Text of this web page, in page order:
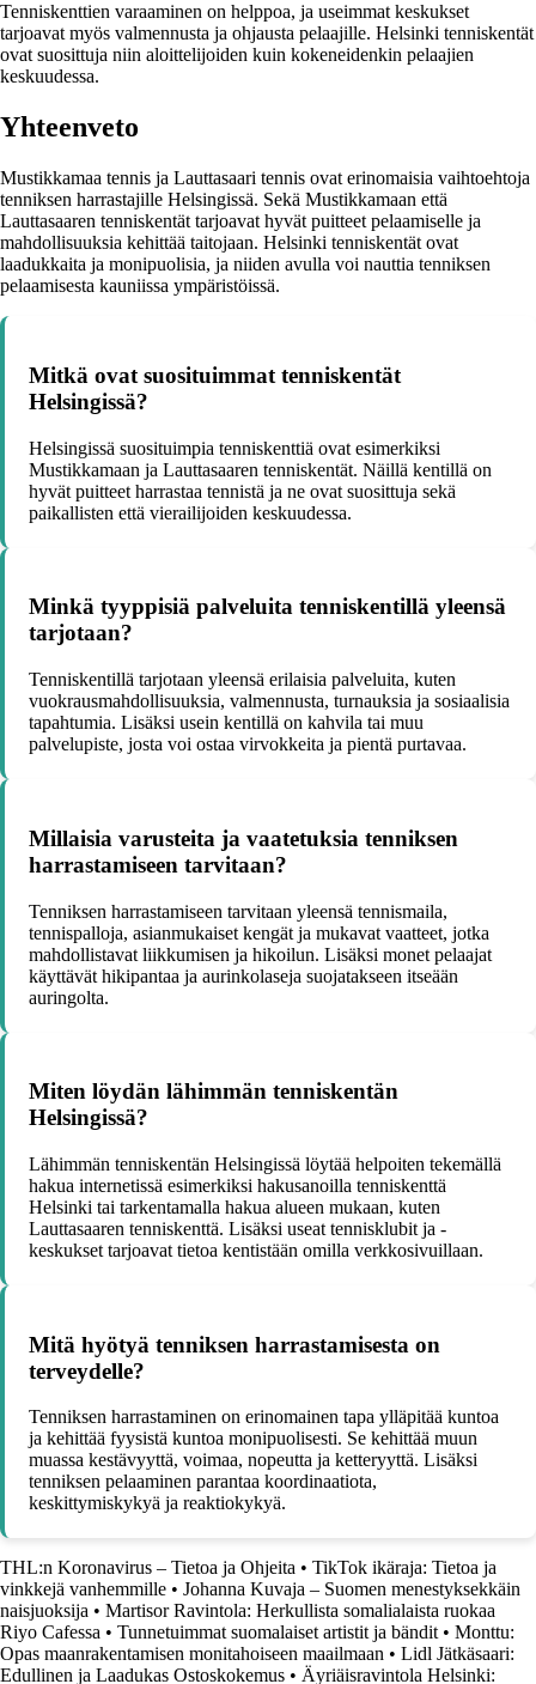
Tenniskenttien varaaminen on helppoa, ja useimmat keskukset
tarjoavat myös valmennusta ja ohjausta pelaajille. Helsinki tenniskentät
ovat suosittuja niin aloittelijoiden kuin kokeneidenkin pelaajien
keskuudessa.
Yhteenveto
Mustikkamaa tennis ja Lauttasaari tennis ovat erinomaisia vaihtoehtoja
tenniksen harrastajille Helsingissä. Sekä Mustikkamaan että
Lauttasaaren tenniskentät tarjoavat hyvät puitteet pelaamiselle ja
mahdollisuuksia kehittää taitojaan. Helsinki tenniskentät ovat
laadukkaita ja monipuolisia, ja niiden avulla voi nauttia tenniksen
pelaamisesta kauniissa ympäristöissä.
Mitkä ovat suosituimmat tenniskentät
Helsingissä?
Helsingissä suosituimpia tenniskenttiä ovat esimerkiksi
Mustikkamaan ja Lauttasaaren tenniskentät. Näillä kentillä on
hyvät puitteet harrastaa tennistä ja ne ovat suosittuja sekä
paikallisten että vierailijoiden keskuudessa.
Minkä tyyppisiä palveluita tenniskentillä yleensä
tarjotaan?
Tenniskentillä tarjotaan yleensä erilaisia palveluita, kuten
vuokrausmahdollisuuksia, valmennusta, turnauksia ja sosiaalisia
tapahtumia. Lisäksi usein kentillä on kahvila tai muu
palvelupiste, josta voi ostaa virvokkeita ja pientä purtavaa.
Millaisia varusteita ja vaatetuksia tenniksen
harrastamiseen tarvitaan?
Tenniksen harrastamiseen tarvitaan yleensä tennismaila,
tennispalloja, asianmukaiset kengät ja mukavat vaatteet, jotka
mahdollistavat liikkumisen ja hikoilun. Lisäksi monet pelaajat
käyttävät hikipantaa ja aurinkolaseja suojatakseen itseään
auringolta.
Miten löydän lähimmän tenniskentän
Helsingissä?
Lähimmän tenniskentän Helsingissä löytää helpoiten tekemällä
hakua internetissä esimerkiksi hakusanoilla tenniskenttä
Helsinki tai tarkentamalla hakua alueen mukaan, kuten
Lauttasaaren tenniskenttä. Lisäksi useat tennisklubit ja -
keskukset tarjoavat tietoa kentistään omilla verkkosivuillaan.
Mitä hyötyä tenniksen harrastamisesta on
terveydelle?
Tenniksen harrastaminen on erinomainen tapa ylläpitää kuntoa
ja kehittää fyysistä kuntoa monipuolisesti. Se kehittää muun
muassa kestävyyttä, voimaa, nopeutta ja ketteryyttä. Lisäksi
tenniksen pelaaminen parantaa koordinaatiota,
keskittymiskykyä ja reaktiokykyä.
THL:n Koronavirus – Tietoa ja Ohjeita • TikTok ikäraja: Tietoa ja
vinkkejä vanhemmille • Johanna Kuvaja – Suomen menestyksekkäin
naisjuoksija • Martisor Ravintola: Herkullista somalialaista ruokaa
Riyo Cafessa • Tunnetuimmat suomalaiset artistit ja bändit• Monttu:
Opas maanrakentamisen monitahoiseen maailmaan • Lidl Jätkäsaari:
Edullinen ja Laadukas Ostoskokemus • Äyriäisravintola Helsinki: